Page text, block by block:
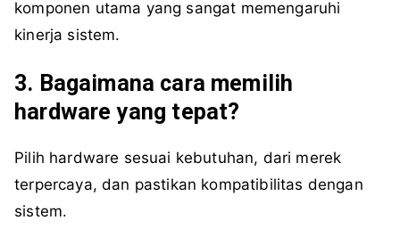
komponen utama yang sangat memengaruhi
kinerja sistem.
3. Bagaimana cara memilih
hardware yang tepat?
Pilih hardware sesuai kebutuhan, dari merek
terpercaya, dan pastikan kompatibilitas dengan
sistem.